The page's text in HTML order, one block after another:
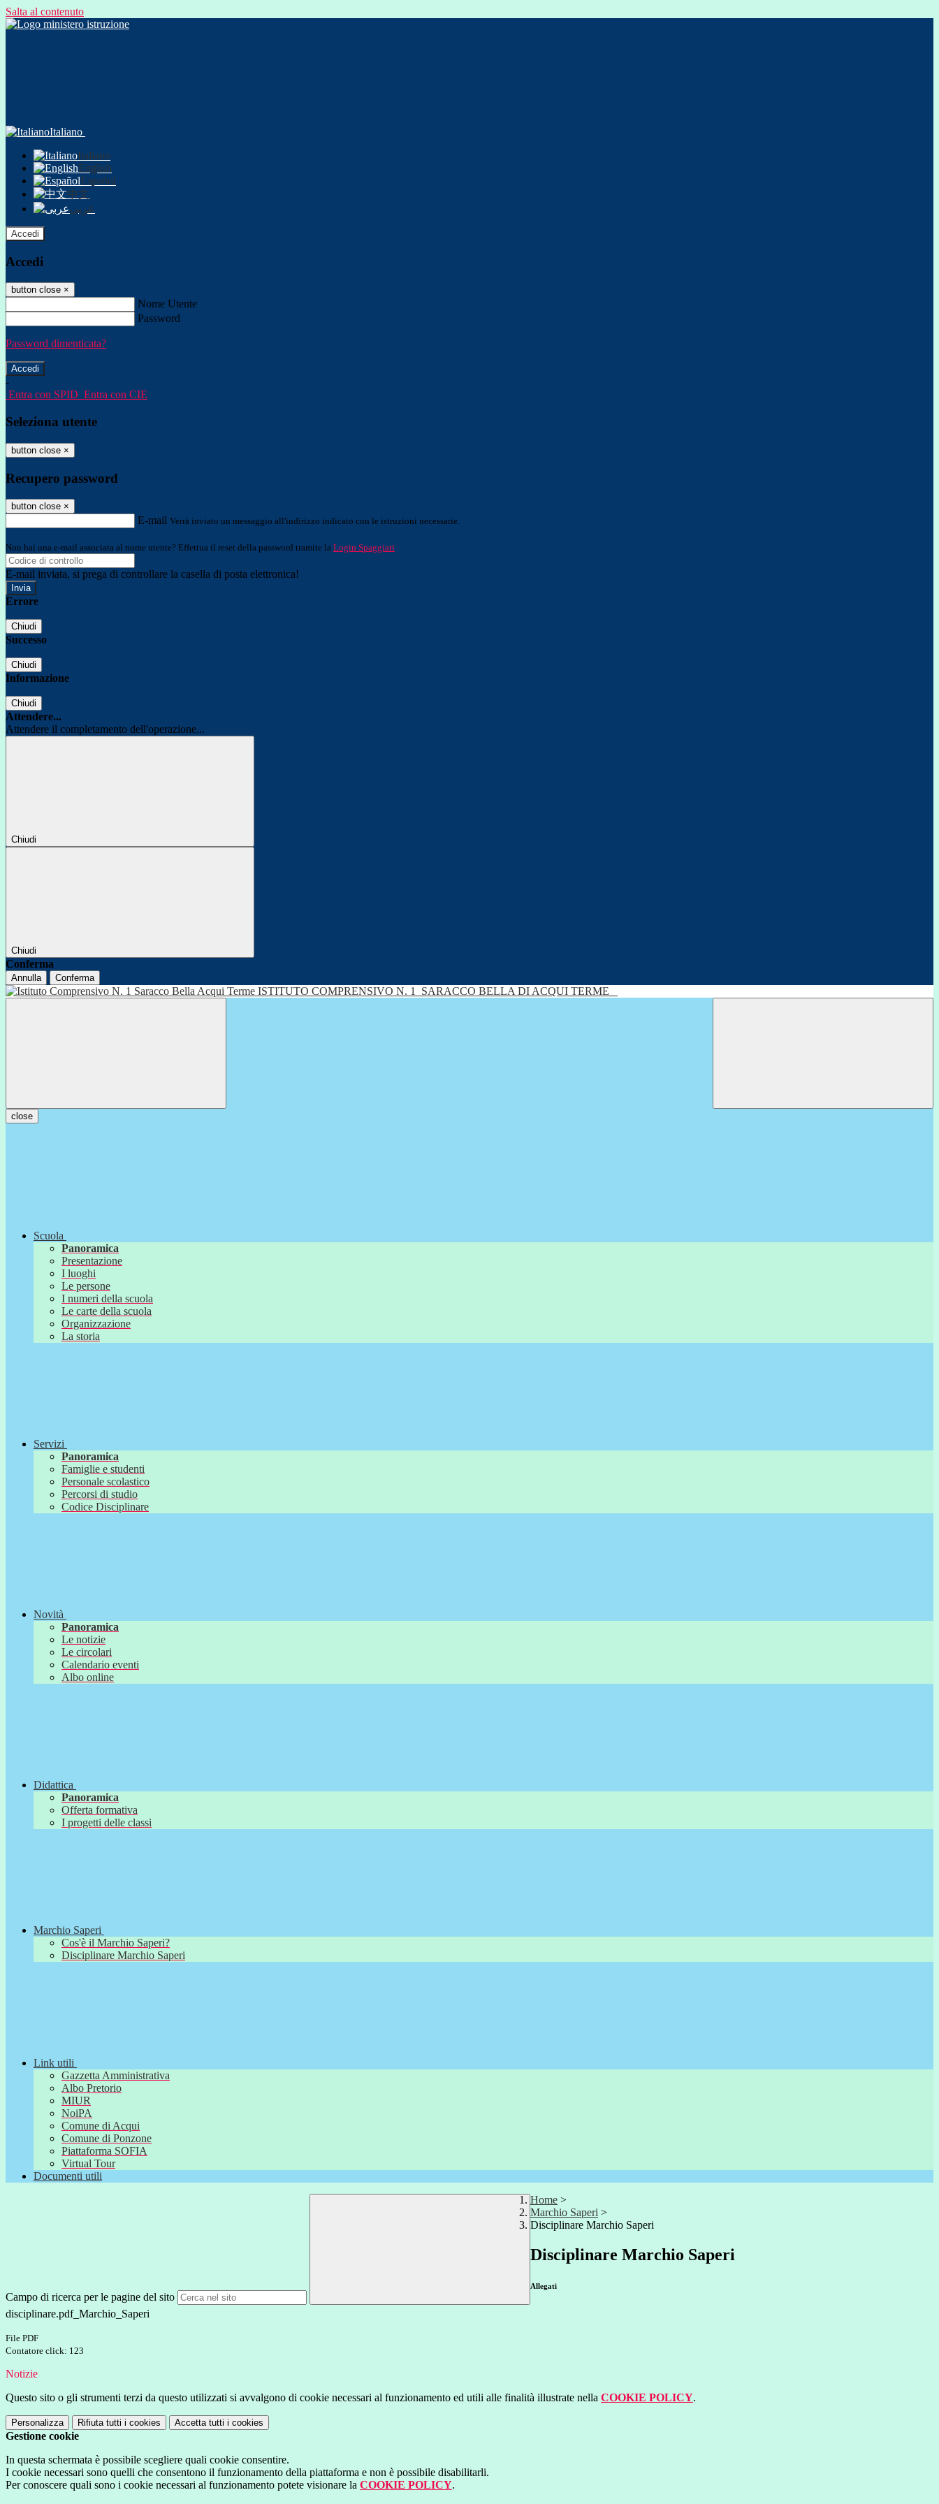
Salta al contenuto
Italiano
Italiano
English
Español
中文
عربى
Accedi
Accedi
button close ×
Nome Utente
Password
Password dimenticata?
-
Entra con SPID Entra con CIE
Seleziona utente
button close ×
Recupero password
button close ×
E-mail Verrà inviato un messaggio all'indirizzo indicato con le istruzioni necessarie.
Non hai una e-mail associata al nome utente? Effettua il reset della password tramite la Login Spaggiari
E-mail inviata, si prega di controllare la casella di posta elettronica!
Errore
Chiudi
Successo
Chiudi
Informazione
Chiudi
Attendere...
Attendere il completamento dell'operazione...
Chiudi
Chiudi
Conferma
Annulla Conferma
ISTITUTO COMPRENSIVO N. 1 SARACCO BELLA DI ACQUI TERME
close
Scuola
Panoramica
Presentazione
I luoghi
Le persone
I numeri della scuola
Le carte della scuola
Organizzazione
La storia
Servizi
Panoramica
Famiglie e studenti
Personale scolastico
Percorsi di studio
Codice Disciplinare
Novità
Panoramica
Le notizie
Le circolari
Calendario eventi
Albo online
Didattica
Panoramica
Offerta formativa
I progetti delle classi
Marchio Saperi
Cos'è il Marchio Saperi?
Disciplinare Marchio Saperi
Link utili
Gazzetta Amministrativa
Albo Pretorio
MIUR
NoiPA
Comune di Acqui
Comune di Ponzone
Piattaforma SOFIA
Virtual Tour
Documenti utili
Campo di ricerca per le pagine del sito
Home >
Marchio Saperi >
Disciplinare Marchio Saperi
Disciplinare Marchio Saperi
Allegati
disciplinare.pdf_Marchio_Saperi
File PDF
Contatore click: 123
Notizie
Questo sito o gli strumenti terzi da questo utilizzati si avvalgono di cookie necessari al funzionamento ed utili alle finalità illustrate nella COOKIE POLICY.
Personalizza Rifiuta tutti i cookies Accetta tutti i cookies
Gestione cookie
In questa schermata è possibile scegliere quali cookie consentire.
I cookie necessari sono quelli che consentono il funzionamento della piattaforma e non è possibile disabilitarli.
Per conoscere quali sono i cookie necessari al funzionamento potete visionare la COOKIE POLICY.